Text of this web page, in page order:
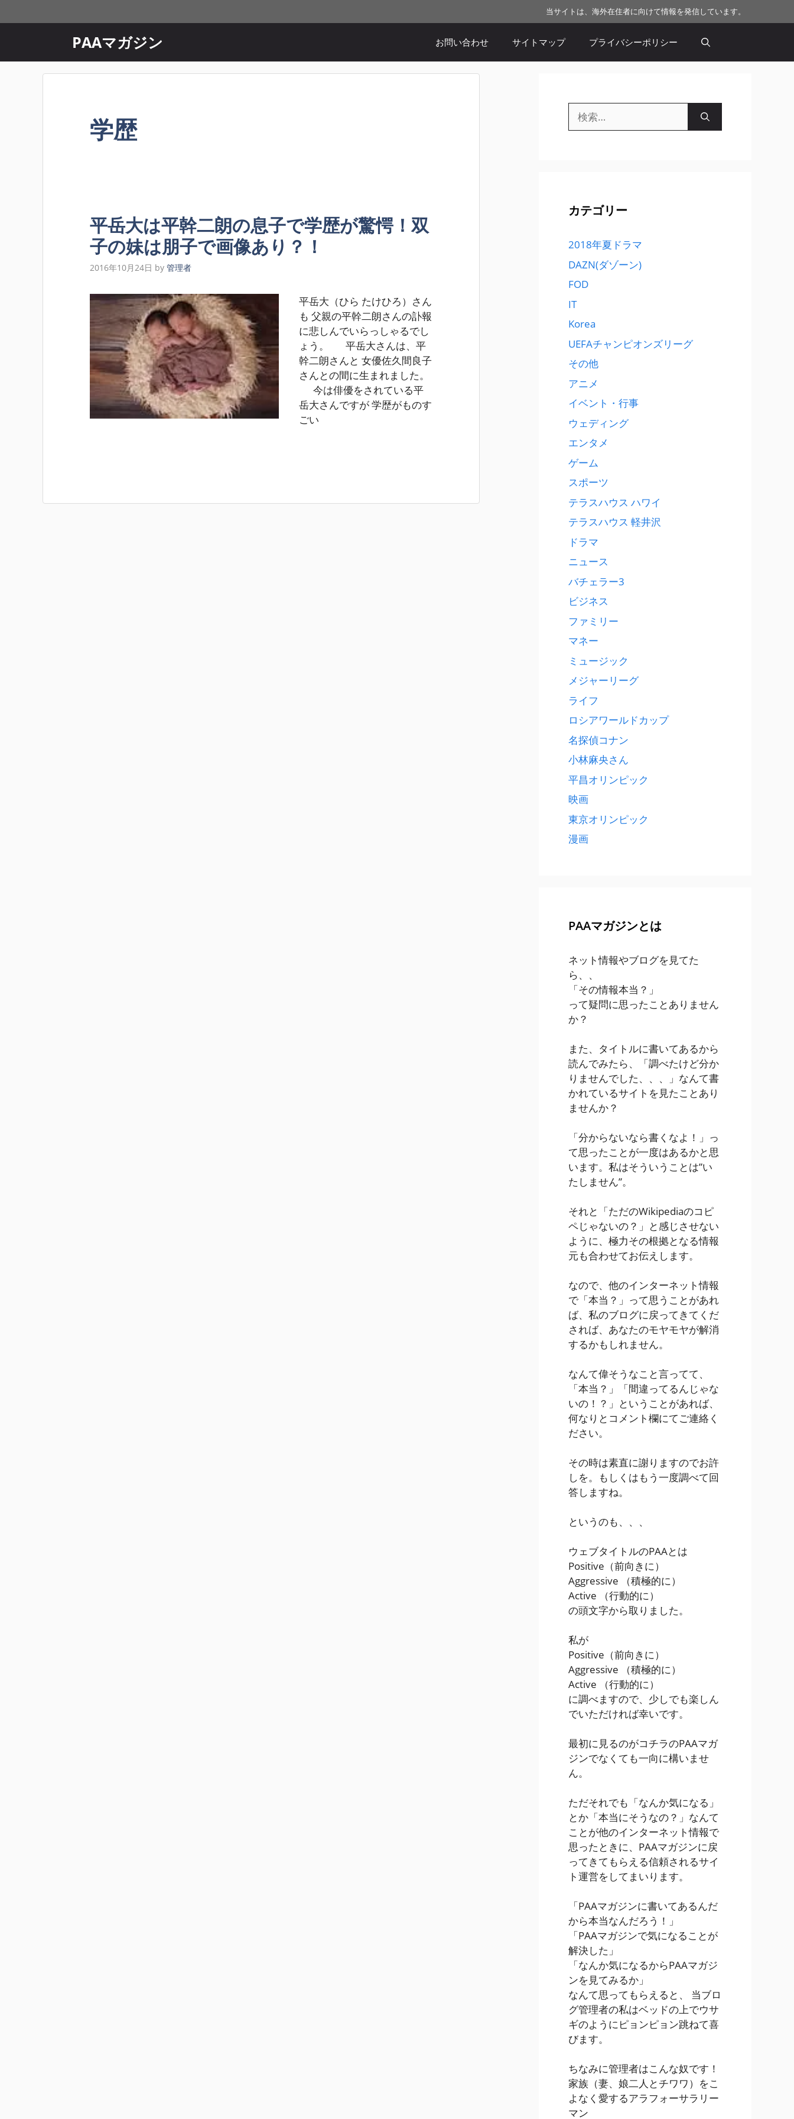
ン
ツ
当サイトは、海外在住者に向けて情報を発信しています。
PAAマガジン お問い合わせ サイトマップ プライバシーポリシー
学歴
平岳大は平幹二朗の息子で学歴が驚愕！双
子の妹は朋子で画像あり？！
2016年10月24日 by 管理者
平岳大（ひら たけひろ）さん
も 父親の平幹二朗さんの訃報
に悲しんでいらっしゃるでし
ょう。 平岳大さんは、平
幹二朗さんと 女優佐久間良子
さんとの間に生まれました。
今は俳優をされている平
岳大さんですが 学歴がものす
ごい
索:
カテゴリー
2018年夏ドラマ
DAZN(ダゾーン)
FOD
IT
Korea
UEFAチャンピオンズリーグ
その他
アニメ
イベント・行事
ウェディング
エンタメ
ゲーム
スポーツ
テラスハウス ハワイ
テラスハウス 軽井沢
ドラマ
ニュース
バチェラー3
ビジネス
ファミリー
マネー
ミュージック
メジャーリーグ
ライフ
ロシアワールドカップ
名探偵コナン
小林麻央さん
平昌オリンピック
映画
東京オリンピック
漫画
PAAマガジンとは
ネット情報やブログを見てた
ら、、
「その情報本当？」
って疑問に思ったことありません
か？
また、タイトルに書いてあるから
読んでみたら、「調べたけど分か
りませんでした、、、」なんて書
かれているサイトを見たことあり
ませんか？
「分からないなら書くなよ！」っ
て思ったことが一度はあるかと思
います。私はそういうことは”い
たしません”。
それと「ただのWikipediaのコピ
ペじゃないの？」と感じさせない
ように、極力その根拠となる情報
元も合わせてお伝えします。
なので、他のインターネット情報
で「本当？」って思うことがあれ
ば、私のブログに戻ってきてくだ
されば、あなたのモヤモヤが解消
するかもしれません。
なんて偉そうなこと言ってて、
「本当？」「間違ってるんじゃな
いの！？」ということがあれば、
何なりとコメント欄にてご連絡く
ださい。
その時は素直に謝りますのでお許
しを。もしくはもう一度調べて回
答しますね。
というのも、、、
ウェブタイトルのPAAとは
Positive （前向きに）
Aggressive
（積極的に）
Active
（行動的に）
の頭文字から取りました。
私が
Positive （前向きに）
Aggressive
（積極的に）
Active
（行動的に）
に調べますので、少しでも楽しん
でいただければ幸いです。
最初に見るのがコチラのPAAマガ
ジンでなくても一向に構いませ
ん。
ただそれでも「なんか気になる」
とか「本当にそうなの？」なんて
ことが他のインターネット情報で
思ったときに、PAAマガジンに戻
ってきてもらえる信頼されるサイ
ト運営をしてまいります。
「PAAマガジンに書いてあるんだ
から本当なんだろう！」
「PAAマガジンで気になることが
解決した」
「なんか気になるからPAAマガジ
ンを見てみるか」
なんて思ってもらえると、 当ブロ
グ管理者の私はベッドの上でウサ
ギのようにピョンピョン跳ねて喜
びます。
ちなみに管理者はこんな奴です！
家族（妻、娘二人とチワワ）をこ
よなく愛するアラフォーサラリー
マン